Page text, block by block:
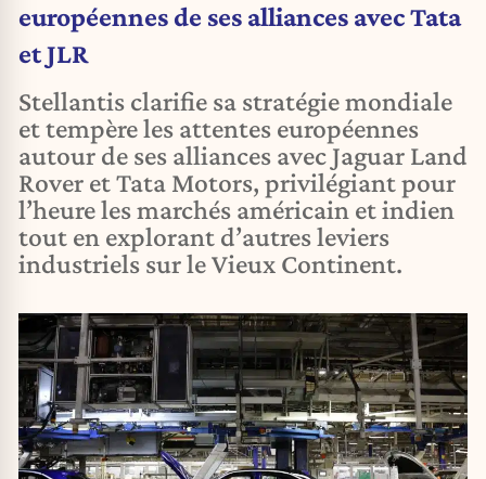
européennes de ses alliances avec Tata
et JLR
Stellantis clarifie sa stratégie mondiale
et tempère les attentes européennes
autour de ses alliances avec Jaguar Land
Rover et Tata Motors, privilégiant pour
l’heure les marchés américain et indien
tout en explorant d’autres leviers
industriels sur le Vieux Continent.